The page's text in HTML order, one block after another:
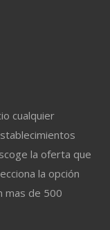
cualquier
la oferta que
la opción
mas de 500